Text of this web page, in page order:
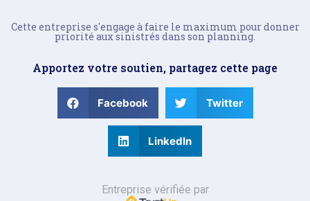
Cette entreprise s'engage à faire le maximum pour donner
priorité aux sinistrés dans son planning.
Apportez votre soutien, partagez cette page
Facebook Twitter
LinkedIn
Entreprise vérifiée par